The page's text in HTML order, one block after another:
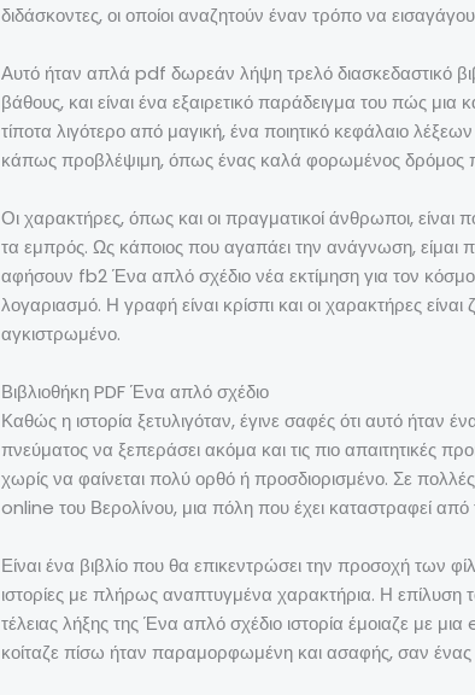
διδάσκοντες, οι οποίοι αναζητούν έναν τρόπο να
Αυτό ήταν απλά pdf δωρεάν λήψη τρελό διασκεδαστικό
βάθους, και είναι ένα εξαιρετικό παράδειγμα του πώς
τίποτα λιγότερο από μαγική, ένα ποιητικό κεφάλαιο
κάπως προβλέψιμη, όπως ένας καλά φορωμένος δρόμος
Οι χαρακτήρες, όπως και οι πραγματικοί άνθρωποι, είναι
τα εμπρός. Ως κάποιος που αγαπάει την ανάγνωση,
αφήσουν fb2 Ένα απλό σχέδιο νέα εκτίμηση για τον κόσμο
λογαριασμό. Η γραφή είναι κρίσπι και οι χαρακτήρες
αγκιστρωμένο.
Βιβλιοθήκη PDF Ένα απλό σχέδιο
Καθώς η ιστορία ξετυλιγόταν, έγινε σαφές ότι αυτό ήταν
πνεύματος να ξεπεράσει ακόμα και τις πιο απαιτητικές
χωρίς να φαίνεται πολύ ορθό ή προσδιορισμένο. Σε
online του Βερολίνου, μια πόλη που έχει καταστραφεί
Είναι ένα βιβλίο που θα επικεντρώσει την προσοχή των
ιστορίες με πλήρως αναπτυγμένα χαρακτήρια. Η επίλυση
τέλειας λήξης της Ένα απλό σχέδιο ιστορία έμοιαζε με
κοίταζε πίσω ήταν παραμορφωμένη και ασαφής, σαν ένας